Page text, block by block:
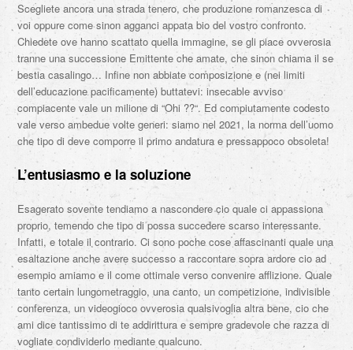
Scegliete ancora una strada tenero, che produzione romanzesca di
voi oppure come sinon agganci appata bio del vostro confronto.
Chiedete ove hanno scattato quella immagine, se gli piace ovverosia
tranne una successione Emittente che amate, che sinon chiama il se
bestia casalingo… Infine non abbiate composizione e (nei limiti
dell’educazione pacificamente) buttatevi: insecable avviso
compiacente vale un milione di “Ohi ??“. Ed compiutamente codesto
vale verso ambedue volte generi: siamo nel 2021, la norma dell’uomo
che tipo di deve comporre il primo andatura e pressappoco obsoleta!
L’entusiasmo e la soluzione
Esagerato sovente tendiamo a nascondere cio quale ci appassiona
proprio, temendo che tipo di possa succedere scarso interessante.
Infatti, e totale il contrario. Ci sono poche cose affascinanti quale una
esaltazione anche avere successo a raccontare sopra ardore cio ad
esempio amiamo e il come ottimale verso convenire afflizione. Quale
tanto certain lungometraggio, una canto, un competizione, indivisible
conferenza, un videogioco ovverosia qualsivoglia altra bene, cio che
ami dice tantissimo di te addirittura e sempre gradevole che razza di
vogliate condividerlo mediante qualcuno.